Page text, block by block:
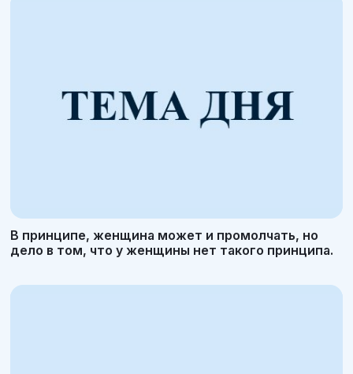
В принципе, женщина может и промолчать, но
дело в том, что у женщины нет такого принципа.